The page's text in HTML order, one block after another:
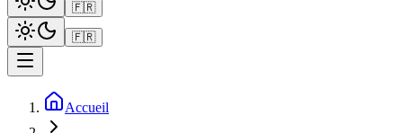
🇫🇷
🇫🇷
Accueil